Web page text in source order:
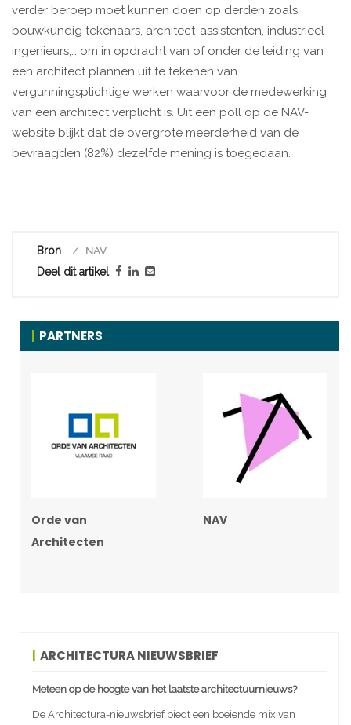
verder beroep moet kunnen doen op derden zoals
bouwkundig tekenaars, architect-assistenten, industrieel
ingenieurs,… om in opdracht van of onder de leiding van
een architect plannen uit te tekenen van
vergunningsplichtige werken waarvoor de medewerking
van een architect verplicht is. Uit een poll op de NAV-
website blijkt dat de overgrote meerderheid van de
bevraagden (82%) dezelfde mening is toegedaan.
Bron NAV
Deel dit artikel
PARTNERS
Orde van
Architecten
NAV
ARCHITECTURA NIEUWSBRIEF
Meteen op de hoogte van het laatste architectuurnieuws?
De Architectura-nieuwsbrief biedt een boeiende mix van